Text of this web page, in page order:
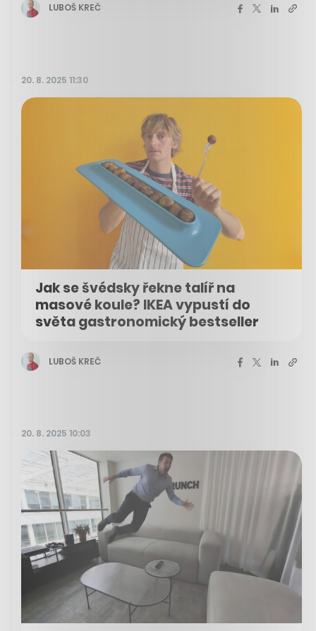
LUBOŠ KREČ
20. 8. 2025 11:30
Jak se švédsky řekne talíř na
masové koule? IKEA vypustí do
světa gastronomický bestseller
LUBOŠ KREČ
20. 8. 2025 10:03